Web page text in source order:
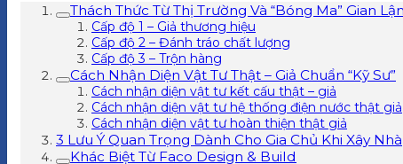
Thách Thức Từ Thị Trường Và “Bóng Ma” Gian
Cấp độ 1 – Giả thương hiệu
Cấp độ 2 – Đánh tráo chất lượng
Cấp độ 3 – Trộn hàng
Cách Nhận Diện Vật Tư Thật – Giả Chuẩn “Kỹ Sư”
Cách nhận diện vật tư kết cấu thật – giả
Cách nhận diện vật tư hệ thống điện nước thật giả
Cách nhận diện vật tư hoàn thiện thật giả
3 Lưu Ý Quan Trọng Dành Cho Gia Chủ Khi Xây Nhà
Khác Biệt Từ Faco Design & Build